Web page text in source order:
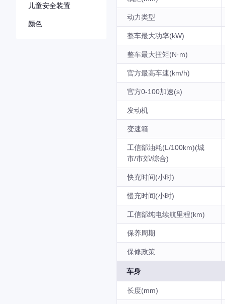
儿童安全装置
颜色
动力类型
整车最大功率(kW)
整车最大扭矩(N·m)
官方最高车速(km/h)
官方0-100加速(s)
发动机
变速箱
工信部油耗(L/100km)(城
市/市郊/综合)
快充时间(小时)
慢充时间(小时)
工信部纯电续航里程(km)
保养周期
保修政策
车身
长度(mm)